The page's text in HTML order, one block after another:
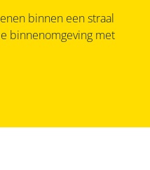
binnen een straal
binnenomgeving met